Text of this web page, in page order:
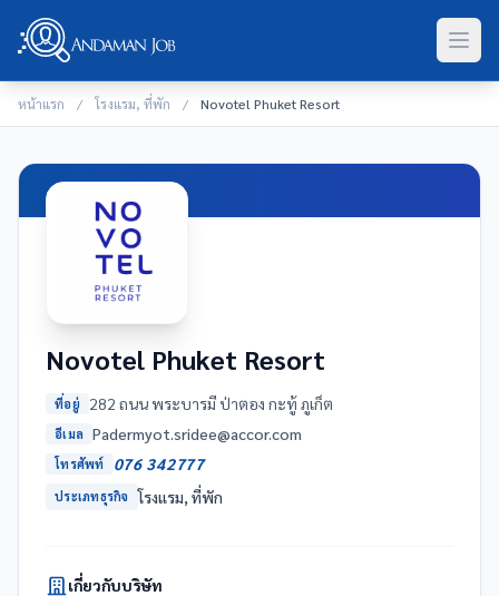
หน้าแรก / โรงแรม, ที่พัก / Novotel Phuket Resort
Novotel Phuket Resort
ที่อยู่ 282 ถนน พระบารมี ป่าตอง กะทู้ ภูเก็ต
อีเมล moc.rocca@eedirs.toymredaP
โทรศัพท์ 076 342777
ประเภทธุรกิจ โรงแรม, ที่พัก
เกี่ยวกับบริษัท